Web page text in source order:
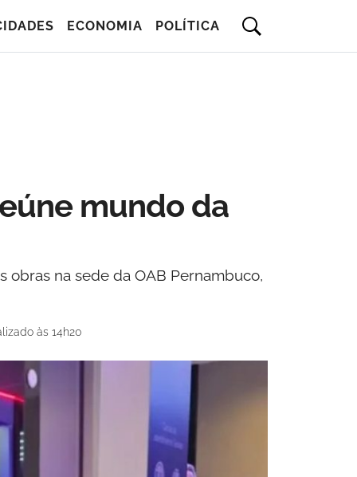
ECONOMIA POLÍTICA
mundo da
obras na sede da OAB Pernambuco,
às 14h20